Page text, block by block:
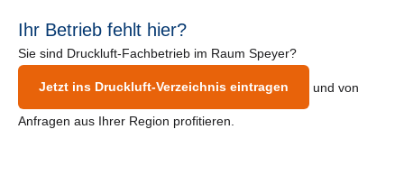
Ihr Betrieb fehlt hier?
Sie sind Druckluft-Fachbetrieb im Raum Speyer?
Jetzt ins Druckluft-Verzeichnis eintragen und von
Anfragen aus Ihrer Region profitieren.